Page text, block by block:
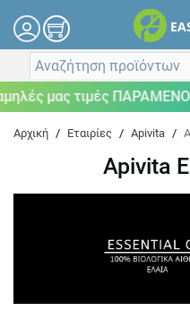
τιμές ΠΑΡΑΜΕΝΟΥΝ!
Αρχική / Εταιρίες / Apivita /
Apivita